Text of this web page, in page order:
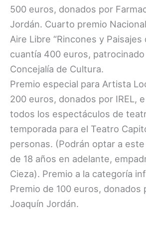
500 euros, donados por
Jordán. Cuarto premio
Aire Libre “Rincones y Paisajes
cuantía 400 euros, patrocinado
Concejalía de Cultura.
Premio especial para Artista
200 euros, donados por IREL,
todos los espectáculos de
temporada para el Teatro
personas. (Podrán optar a
de 18 años en adelante,
Cieza). Premio a la categoría
Premio de 100 euros, donados
Joaquín Jordán.